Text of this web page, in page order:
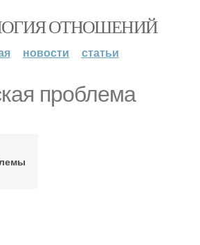
ОТНОШЕНИЙ
новости статьи
проблема